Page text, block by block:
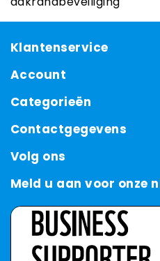
Klantenservice
Account
Categorieën
Contactgegevens
Volg ons
Meld u aan voor onze